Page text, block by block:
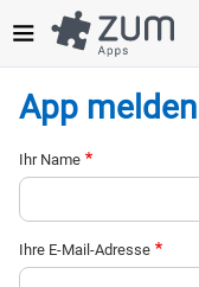
zum
Inhalt
App melden
Ihr Name
Ihre E-Mail-Adresse